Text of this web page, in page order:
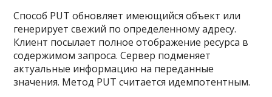
Способ PUT обновляет имеющийся объект или
генерирует свежий по определенному адресу.
Клиент посылает полное отображение ресурса в
содержимом запроса. Сервер подменяет
актуальные информацию на переданные
значения. Метод PUT считается идемпотентным.